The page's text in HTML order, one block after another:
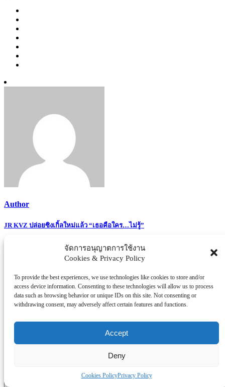
จัดการอนุญาตการใช้งาน
Cookies & Privacy Policy
To provide the best experiences, we use technologies like cookies to store and/or
access device information. Consenting to these technologies will allow us to process
data such as browsing behavior or unique IDs on this site. Not consenting or
withdrawing consent, may adversely affect certain features and functions.
Accept
Deny
Cookies PolicyPrivacy Policy
Author
Post
navigation
JR KVZ ปล่อยซิงเกิ้ลใหม่แล้ว “เธอคือใคร…ไม่รู้”
Related Posts
Leave a Reply
Your email address will not be published. Required fields are